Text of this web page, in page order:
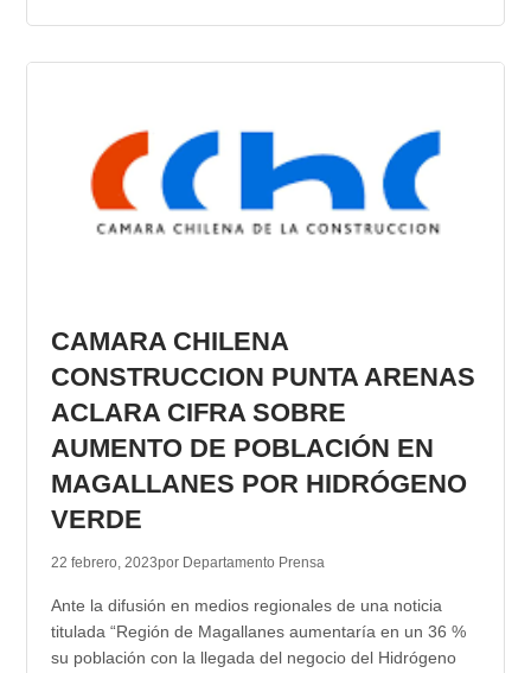
CAMARA CHILENA
CONSTRUCCION PUNTA ARENAS
ACLARA CIFRA SOBRE
AUMENTO DE POBLACIÓN EN
MAGALLANES POR HIDRÓGENO
VERDE
22 febrero, 2023por Departamento Prensa
Ante la difusión en medios regionales de una noticia
titulada “Región de Magallanes aumentaría en un 36 %
su población con la llegada del negocio del Hidrógeno